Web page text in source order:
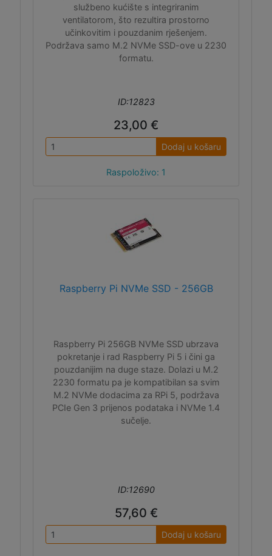
službeno kućište s integriranim
ventilatorom, što rezultira prostorno
učinkovitim i pouzdanim rješenjem.
Podržava samo M.2 NVMe SSD-ove u 2230
formatu.
ID:12823
23,00 €
Dodaj u košaru
Raspoloživo: 1
Raspberry Pi NVMe SSD - 256GB
Raspberry Pi 256GB NVMe SSD ubrzava
pokretanje i rad Raspberry Pi 5 i čini ga
pouzdanijim na duge staze. Dolazi u M.2
2230 formatu pa je kompatibilan sa svim
M.2 NVMe dodacima za RPi 5, podržava
PCIe Gen 3 prijenos podataka i NVMe 1.4
sučelje.
ID:12690
57,60 €
Dodaj u košaru